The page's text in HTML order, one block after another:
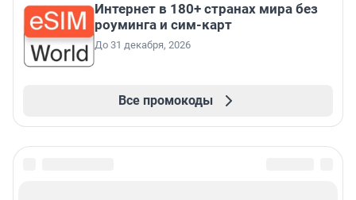
Интернет в 180+ странах мира без
роуминга и сим-карт
До 31 декабря, 2026
Все промокоды